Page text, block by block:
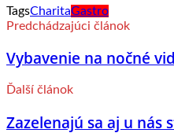
TagsCharitaGastro
Predchádzajúci článok
Vybavenie na nočné
Ďalší článok
Zazelenajú sa aj u nás